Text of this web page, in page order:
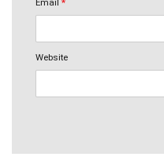
Email *
Website